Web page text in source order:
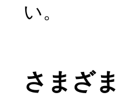
い。
さまざ